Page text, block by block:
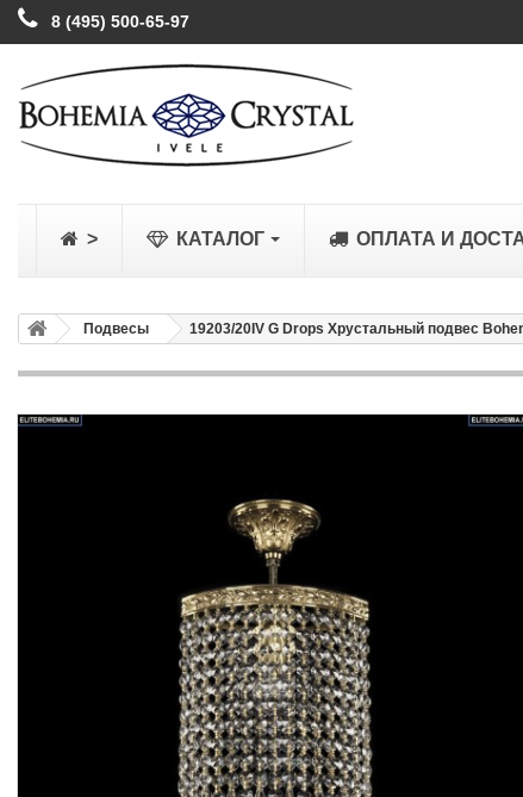
8 (495) 500-65-97
> КАТАЛОГ ОПЛАТА И
Подвесы 19203/20IV G Drops Хрустальный подвес